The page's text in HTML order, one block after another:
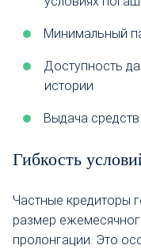
Минимальный
Доступность
истории
Выдача
Гибкость
Частные кредиторы
размер
пролонгации. Это